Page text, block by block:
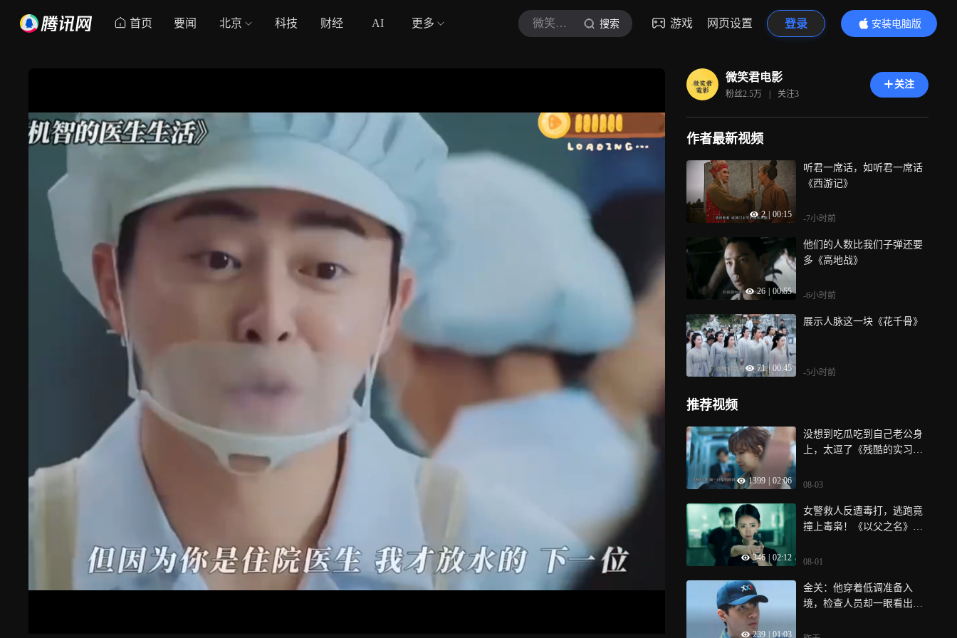
首页 要闻 北京 科技 财经 AI 更多 微笑君电影 搜索 游戏 网页设置 登录
安装电脑版
内容更精彩
微笑君电影
粉丝2.5万 | 关注3
关注
作者最新视频
2 00:15
听君一席话，如听君一席话
《西游记》
-7小时前
26 00:55
他们的人数比我们子弹还要
多《高地战》
-6小时前
71 | 00:45
展示人脉这一块《花千骨》
-5小时前
推荐视频
1399 02:06
没想到吃瓜吃到自己老公身
上，太逗了《残酷的实习
08-03
346 02:12
女警救人反遭毒打，逃跑竟
撞上毒枭！《以父之名》第2
08-01
239 01:03
金关：他穿着低调准备入
境，检查人员却一眼看出问